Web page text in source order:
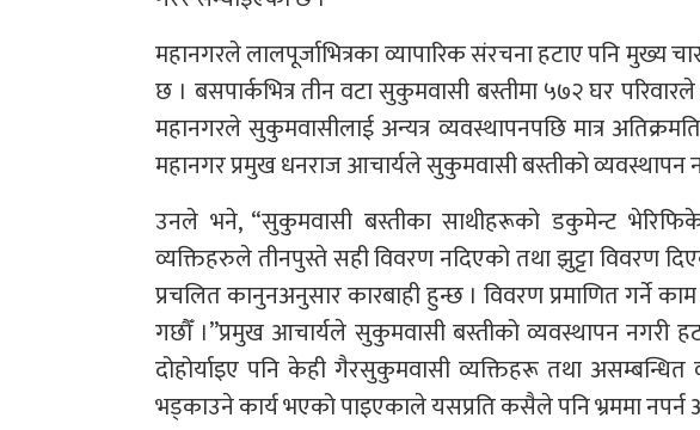
महानगरले लालपूर्जाभित्रका व्यापारिक संरचना हटाए पनि मुख्य
छ । बसपार्कभित्र तीन वटा सुकुमवासी बस्तीमा ५७२ घर
महानगरले सुकुमवासीलाई अन्यत्र व्यवस्थापनपछि मात्र
महानगर प्रमुख धनराज आचार्यले सुकुमवासी बस्तीको व्यवस्थापन
उनले भने, “सुकुमवासी बस्तीका साथीहरूको डकुमेन्ट
व्यक्तिहरुले तीनपुस्ते सही विवरण नदिएको तथा झुट्टा विवरण
प्रचलित कानुनअनुसार कारबाही हुन्छ । विवरण प्रमाणित गर्ने
गछौँ ।”प्रमुख आचार्यले सुकुमवासी बस्तीको व्यवस्थापन नगरी
दोहोर्याइए पनि केही गैरसुकुमवासी व्यक्तिहरू तथा
भड्काउने कार्य भएको पाइएकाले यसप्रति कसैले पनि भ्रममा नपर्न